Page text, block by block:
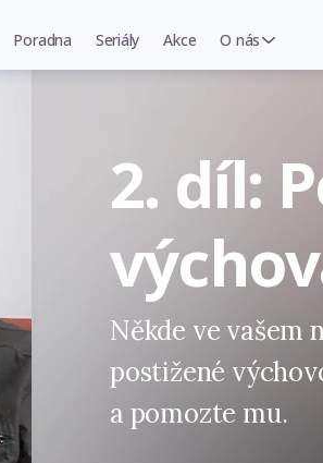
Poradna Seriály Akce O nás
2. díl:
Někde ve vašem
postižené
a pomozte mu.